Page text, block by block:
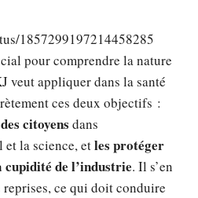
1857299197214458285
pour comprendre la nature
veut appliquer dans la santé
ces deux objectifs :
citoyens dans
et la science, etles protéger
de l’industrie. Il s’en
ce qui doit conduire